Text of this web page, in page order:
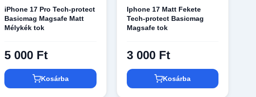
iPhone 17 Pro Tech-protect
Basicmag Magsafe Matt
Mélykék tok
5 000 Ft
Kosárba
Iphone 17 Matt Fekete
Tech-protect Basicmag
Magsafe tok
3 000 Ft
Kosárba